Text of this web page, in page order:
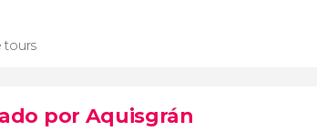
tours
por Aquisgrán